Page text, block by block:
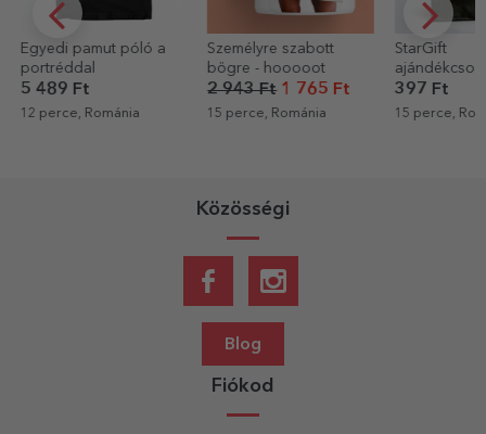
Személyre szabott
bögre - hooooot
2 943 Ft
15 perce, Románia
StarGift
ajándékcsomag
397 Ft
15 perce, Románia
Személyre
felirattal
3 499 Ft
16 perce,
Közösségi
Blog
Fiókod